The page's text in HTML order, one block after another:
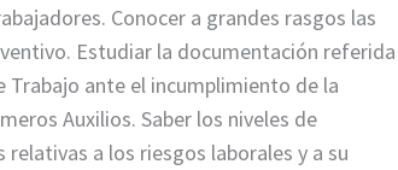
Conocer a grandes rasgos las
Estudiar la documentación referida
Trabajo ante el incumplimiento de la
Auxilios. Saber los niveles de
a los riesgos laborales y a su